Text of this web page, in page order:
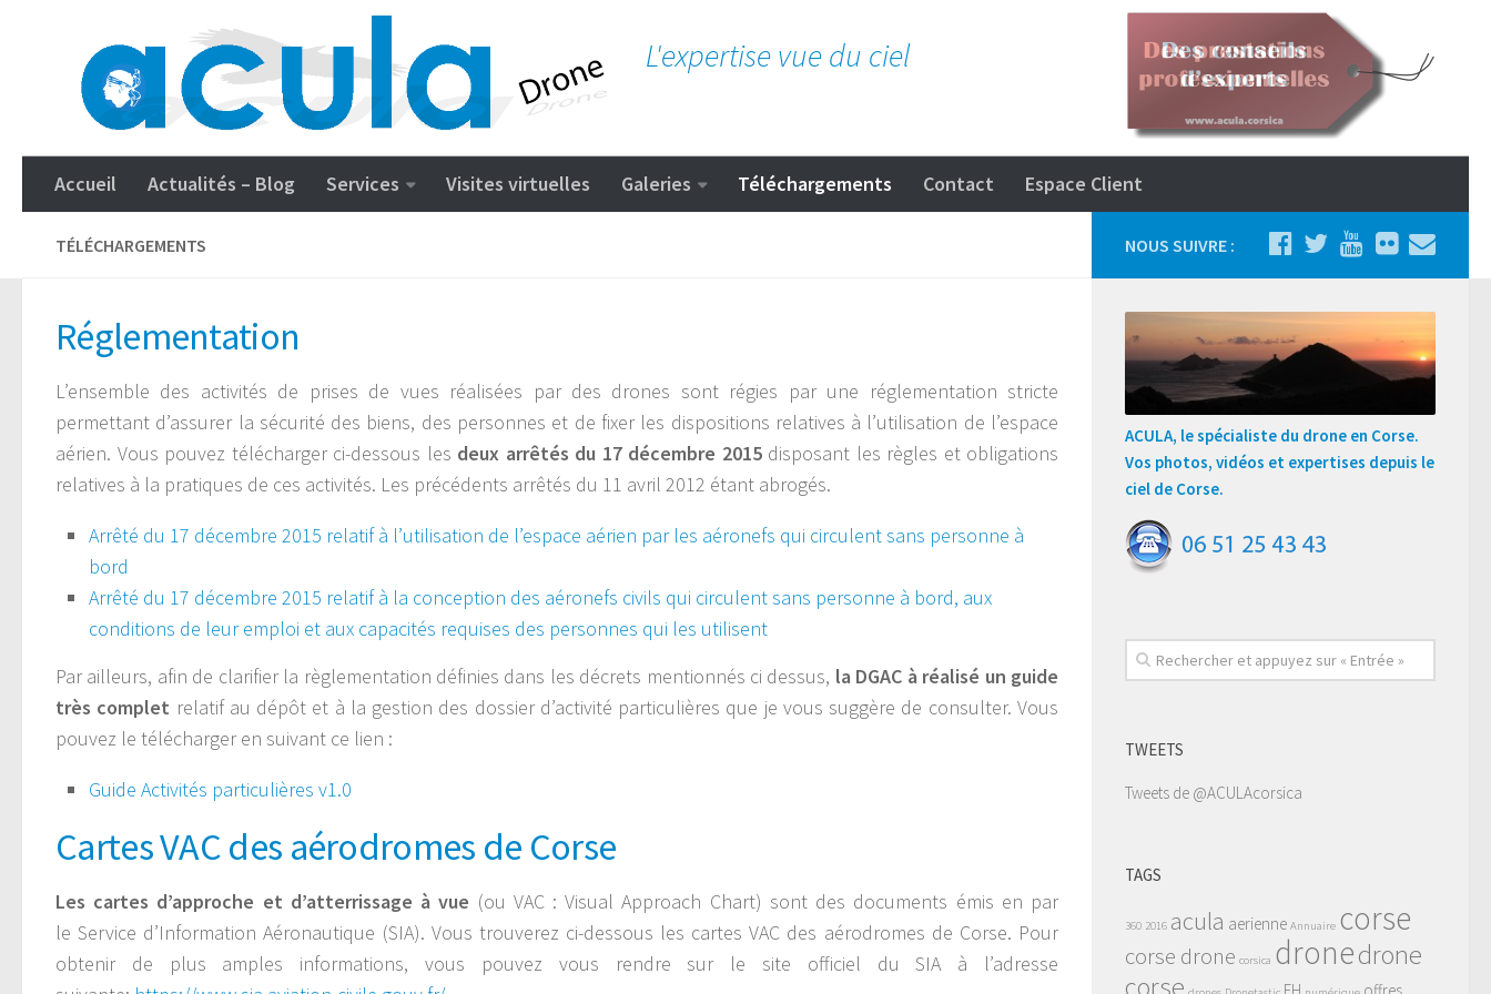
L'expertise vue du ciel
Accueil Actualités – Blog Services Visites virtuelles Galeries Téléchargements Contact Espace Client
TÉLÉCHARGEMENTS
Réglementation
L’ensemble des activités de prises de vues réalisées par des drones sont régies par une réglementation stricte
permettant d’assurer la sécurité des biens, des personnes et de fixer les dispositions relatives à l’utilisation de l’espace
aérien. Vous pouvez télécharger ci-dessous les deux arrêtés du 17 décembre 2015disposant les règles et obligations
relatives à la pratiques de ces activités. Les précédents arrêtés du 11 avril 2012 étant abrogés.
Arrêté du 17 décembre 2015 relatif à l’utilisation de l’espace aérien par les aéronefs qui circulent sans personne à
bord
Arrêté du 17 décembre 2015 relatif à la conception des aéronefs civils qui circulent sans personne à bord, aux
conditions de leur emploi et aux capacités requises des personnes qui les utilisent
Par ailleurs, afin de clarifier la règlementation définies dans les décrets mentionnés ci dessus, la DGAC à réalisé un guide
très complet relatif au dépôt et à la gestion des dossier d’activité particulières que je vous suggère de consulter. Vous
pouvez le télécharger en suivant ce lien :
Guide Activités particulières v1.0
Cartes VAC des aérodromes de Corse
Les cartes d’approche et d’atterrissage à vue (ou VAC :Visual Approach Chart) sont des documents émis en par
le Service d’Information Aéronautique (SIA). Vous trouverez ci-dessous les cartes VAC des aérodromes de Corse. Pour
obtenir de plus amples informations, vous pouvez vous rendre sur le site officiel du SIA à l’adresse
NOUS SUIVRE :
ACULA, le spécialiste du drone en Corse.
Vos photos, vidéos et expertises depuis le
ciel de Corse.
TWEETS
Tweets de @ACULAcorsica
TAGS
360 2016 acula aerienne Annuaire corse
corse drone corsica dronedrone